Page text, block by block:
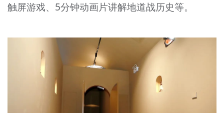
触屏游戏、5分钟动画片讲解地道战历史等。